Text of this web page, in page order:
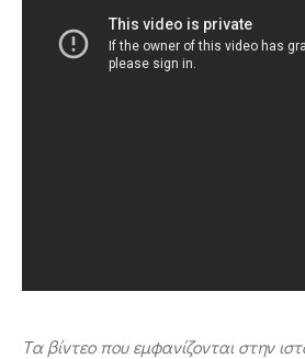
Tα βίντεο που εμφανίζονται στην